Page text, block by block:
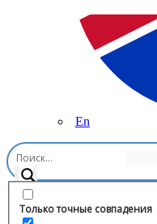
En
Только точные совпадения
Главная